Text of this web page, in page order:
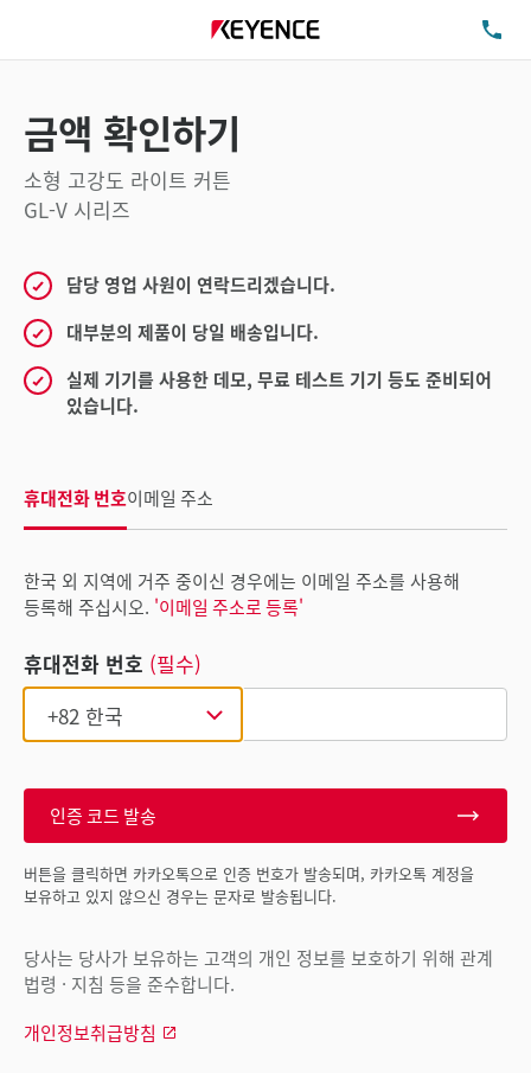
금액 확인하기
소형 고강도 라이트 커튼
GL-V 시리즈
담당 영업 사원이 연락드리겠습니다.
대부분의 제품이 당일 배송입니다.
실제 기기를 사용한 데모, 무료 테스트 기기 등도 준비되어
있습니다.
휴대전화 번호이메일 주소
한국 외 지역에 거주 중이신 경우에는 이메일 주소를 사용해
등록해 주십시오. '이메일 주소로 등록'
휴대전화 번호 (필수)
인증 코드 발송
버튼을 클릭하면 카카오톡으로 인증 번호가 발송되며, 카카오톡 계정을
보유하고 있지 않으신 경우는 문자로 발송됩니다.
당사는 당사가 보유하는 고객의 개인 정보를 보호하기 위해 관계
법령 · 지침 등을 준수합니다.
개인정보취급방침